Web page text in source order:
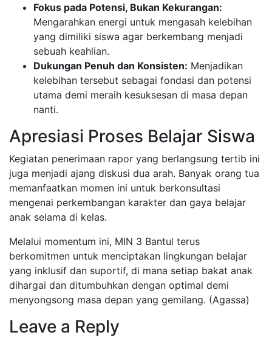
Fokus pada Potensi, Bukan Kekurangan:
Mengarahkan energi untuk mengasah kelebihan
yang dimiliki siswa agar berkembang menjadi
sebuah keahlian.
Dukungan Penuh dan Konsisten: Menjadikan
kelebihan tersebut sebagai fondasi dan potensi
utama demi meraih kesuksesan di masa depan
nanti.
​Apresiasi Proses Belajar Siswa
​Kegiatan penerimaan rapor yang berlangsung tertib ini
juga menjadi ajang diskusi dua arah. Banyak orang tua
memanfaatkan momen ini untuk berkonsultasi
mengenai perkembangan karakter dan gaya belajar
anak selama di kelas.
​Melalui momentum ini, MIN 3 Bantul terus
berkomitmen untuk menciptakan lingkungan belajar
yang inklusif dan suportif, di mana setiap bakat anak
dihargai dan ditumbuhkan dengan optimal demi
menyongsong masa depan yang gemilang. (Agassa)
Leave a Reply